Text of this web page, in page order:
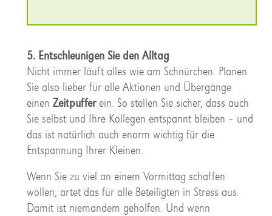
5. Entschleunigen Sie den Alltag
Nicht immer läuft alles wie am Schnürchen. Planen
Sie also lieber für alle Aktionen und Übergänge
einen Zeitpufferein. So stellen Sie sicher, dass auch
Sie selbst und Ihre Kollegen entspannt bleiben – und
das ist natürlich auch enorm wichtig für die
Entspannung Ihrer Kleinen.
Wenn Sie zu viel an einem Vormittag schaffen
wollen, artet das für alle Beteiligten in Stress aus.
Damit ist niemandem geholfen. Und wenn